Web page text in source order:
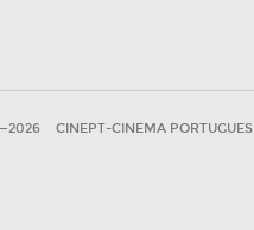
CINEPT-CINEMA PORTUGUES